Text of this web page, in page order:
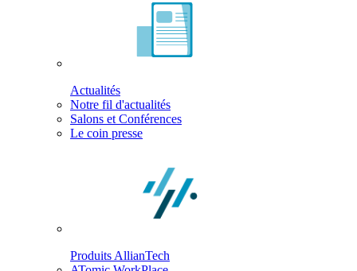
Actualités
Notre fil d'actualités
Salons et Conférences
Le coin presse
Produits AllianTech